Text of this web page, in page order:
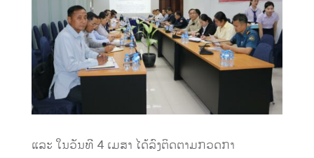
ແລະ ໃນວັນທີ 4 ເມສາ ໄດ້ລົງຕິດຕາມກວດກາ